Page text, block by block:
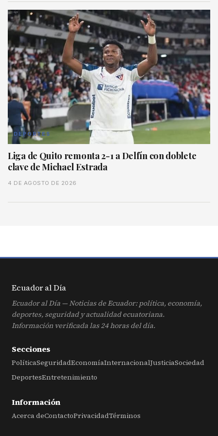
DEPORTES
Liga de Quito remonta 2-1 a Delfín con doblete
clave de Michael Estrada
4 DE AGOSTO DE 2026
Ecuador alDía
Ecuador al Día — Noticias de Ecuador: política, economía,
deportes, seguridad y actualidad ecuatoriana.
Información verificada las 24 horas del día.
Secciones
PolíticaSeguridadEconomíaInternacionalJusticiaSociedad
DeportesEntretenimiento
Información
Acerca deContactoPrivacidadTérminos